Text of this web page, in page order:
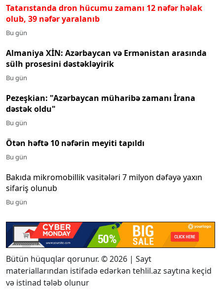
Tatarıstanda dron hücumu zamanı 12 nəfər həlak
olub, 39 nəfər yaralanıb
Bu gün
Almaniya XİN: Azərbaycan və Ermənistan arasında
sülh prosesini dəstəkləyirik
Bu gün
Pezeşkian: "Azərbaycan müharibə zamanı İrana
dəstək oldu"
Bu gün
Ötən həftə 10 nəfərin meyiti tapıldı
Bu gün
Bakıda mikromobillik vasitələri 7 milyon dəfəyə yaxın
sifariş olunub
Bu gün
Bütün hüquqlar qorunur. © 2026 | Sayt
materiallarından istifadə edərkən tehlil.az saytına keçid
və istinad tələb olunur